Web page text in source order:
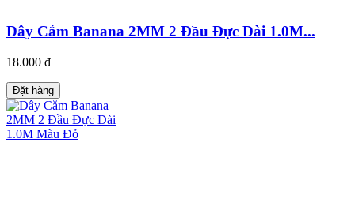
Dây Cắm Banana 2MM 2 Đầu Đực Dài 1.0M...
18.000 đ
Đặt hàng